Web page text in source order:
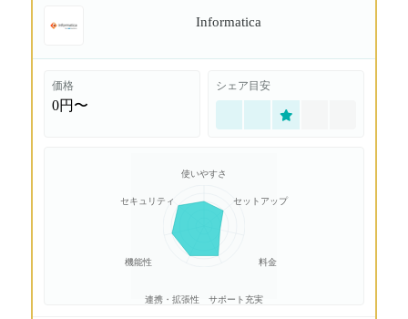
Informatica
価格
0円〜
シェア目安
使いやすさ
セットアップ
料金
サポート充実
連携・拡張性
機能性
セキュリティ